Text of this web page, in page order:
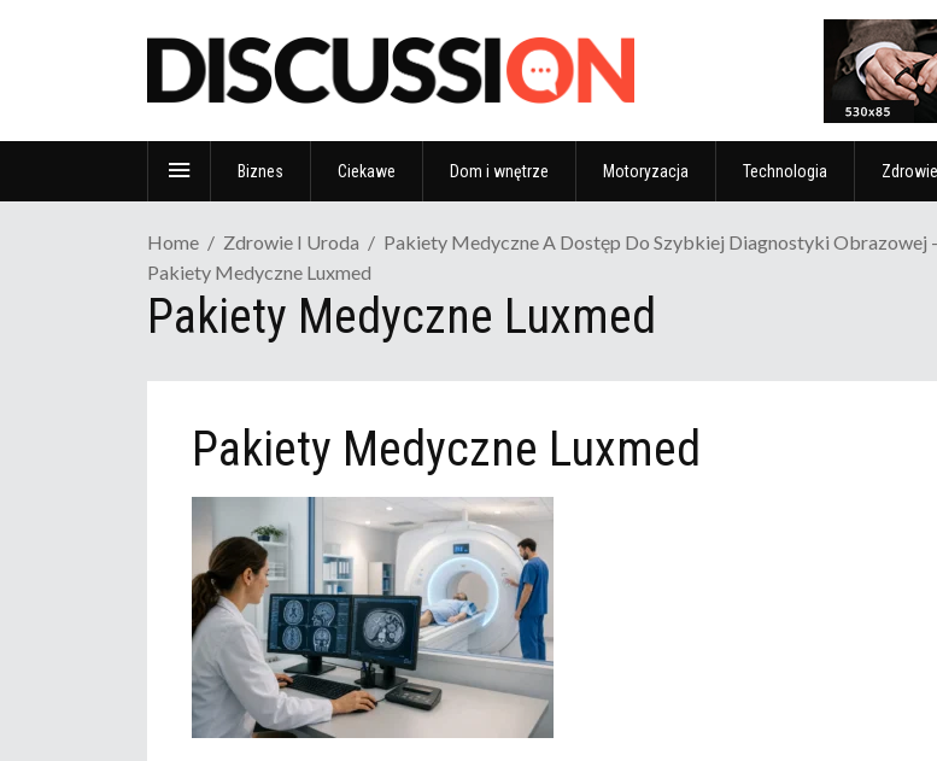
Biznes Ciekawe Dom i wnętrze Motoryzacja Technologia
Home Zdrowie I Uroda
Pakiety Medyczne A Dostęp Do Szybkiej Diagnostyki
Pakiety Medyczne Luxmed
Pakiety Medyczne Luxmed
Pakiety Medyczne Luxmed